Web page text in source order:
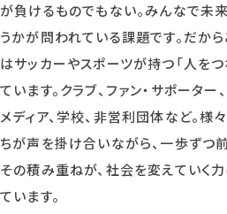
が負けるものでもない。みんなで未
うかが問われている課題です。だから
はサッカーやスポーツが持つ「人をつ
ています。クラブ、ファン・サポーター
メディア、学校、非営利団体など。様
ちが声を掛け合いながら、一歩ずつ
その積み重ねが、社会を変えていく
ています。